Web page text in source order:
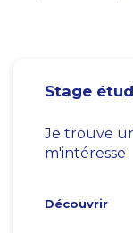
Stage
Je trouve
m'intéresse
Découvrir